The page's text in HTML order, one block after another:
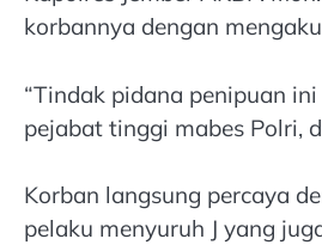
korbannya dengan
“Tindak pidana penipuan
pejabat tinggi mabes Polri,
Korban langsung percaya
pelaku menyuruh J yang